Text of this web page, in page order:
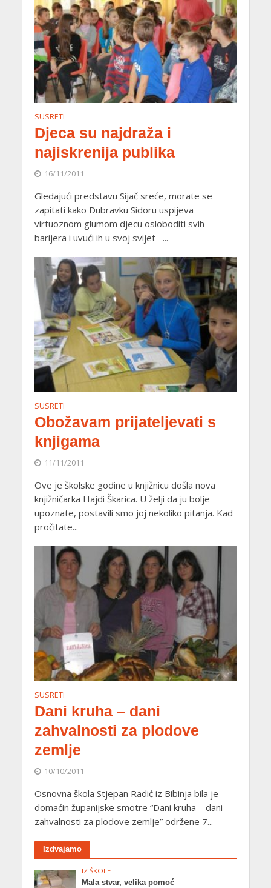
SUSRETI
Djeca su najdraža i
najiskrenija publika
16/11/2011
Gledajući predstavu Sijač sreće, morate se
zapitati kako Dubravku Sidoru uspijeva
virtuoznom glumom djecu osloboditi svih
barijera i uvući ih u svoj svijet –...
SUSRETI
Obožavam prijateljevati s
knjigama
11/11/2011
Ove je školske godine u knjižnicu došla nova
knjižničarka Hajdi Škarica. U želji da ju bolje
upoznate, postavili smo joj nekoliko pitanja. Kad
pročitate...
SUSRETI
Dani kruha – dani
zahvalnosti za plodove
zemlje
10/10/2011
Osnovna škola Stjepan Radić iz Bibinja bila je
domaćin županijske smotre “Dani kruha – dani
zahvalnosti za plodove zemlje” održene 7...
Izdvajamo
IZ ŠKOLE
Mala stvar, velika pomoć